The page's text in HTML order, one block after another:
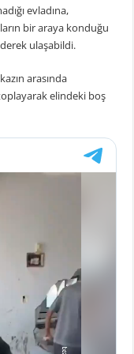
evladına,
bir araya konduğu
ulaşabildi.
arasında
elindeki boş